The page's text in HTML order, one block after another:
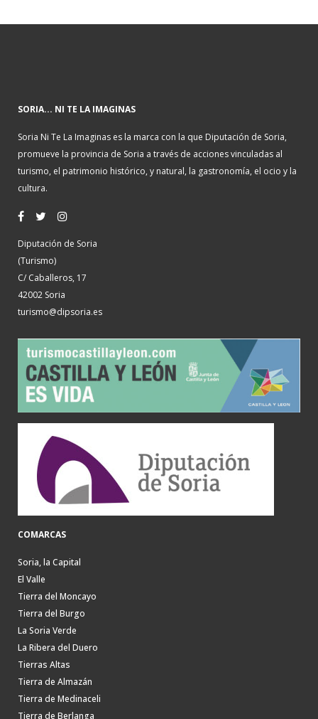
SORIA... NI TE LA IMAGINAS
Soria Ni Te La Imaginas es la marca con la que Diputación de Soria,
promueve la provincia de Soria a través de acciones vinculadas al
turismo, el patrimonio histórico, y natural, la gastronomía, el ocio y la
cultura.
Diputación de Soria
(Turismo)
C/ Caballeros, 17
42002 Soria
turismo@dipsoria.es
COMARCAS
Soria, la Capital
El Valle
Tierra del Moncayo
Tierra del Burgo
La Soria Verde
La Ribera del Duero
Tierras Altas
Tierra de Almazán
Tierra de Medinaceli
Tierra de Berlanga